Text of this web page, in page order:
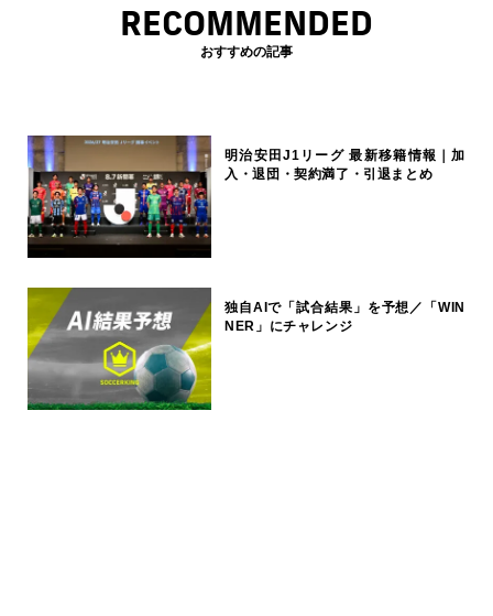
RECOMMENDED
おすすめの記事
明治安田J1リーグ 最新移籍情報｜加
入・退団・契約満了・引退まとめ
独自AIで「試合結果」を予想／「WIN
NER」にチャレンジ